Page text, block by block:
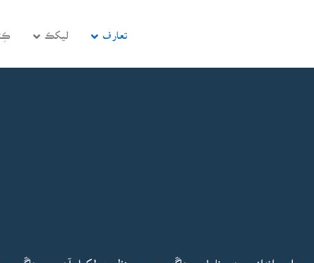
تعارف ليکڪ
سريلزم انداز ۾ هي ناول ورهاڱي جي پسمنظر ۾ لکيل آهي. ورهاڱو